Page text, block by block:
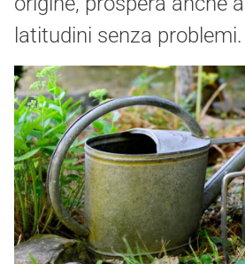
latitudini senza problemi.